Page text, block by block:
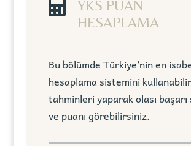

YKS PUAN
HESAPLAMA
Bu bölümde Türkiye’nin en
hesaplama sistemini
tahminleri yaparak olası başarı
ve puanı görebilirsiniz.